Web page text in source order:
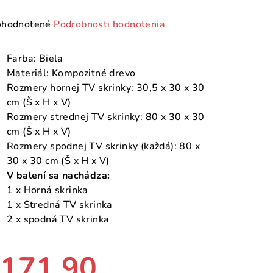
Podrobnosti hodnotenia
Farba: Biela
Materiál: Kompozitné drevo
Rozmery hornej TV skrinky: 30,5 x 30 x 30
cm (Š x H x V)
Rozmery strednej TV skrinky: 80 x 30 x 30
cm (Š x H x V)
Rozmery spodnej TV skrinky (každá): 80 x
30 x 30 cm (Š x H x V)
V balení sa nachádza:
1 x Horná skrinka
1 x Stredná TV skrinka
2 x spodná TV skrinka